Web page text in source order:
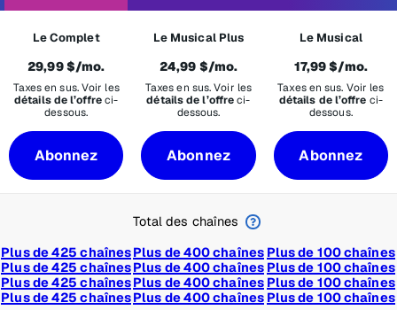
Le Complet
29,99 $/mo.
Taxes en sus. Voir les
détails de l’offreci-
dessous.
Abonnez
Le Musical Plus
24,99 $/mo.
Taxes en sus. Voir les
détails de l’offreci-
dessous.
Abonnez
Le Musical
17,99 $/mo.
Taxes en sus. Voir les
détails de l’offre ci-
dessous.
Abonnez
Total des chaînes
Plus de 425 chaînes
Plus de 425 chaînes
Plus de 425 chaînes
Plus de 425 chaînes
Plus de 400 chaînes
Plus de 400 chaînes
Plus de 400 chaînes
Plus de 400 chaînes
Plus de 100 chaînes
Plus de 100 chaînes
Plus de 100 chaînes
Plus de 100 chaînes